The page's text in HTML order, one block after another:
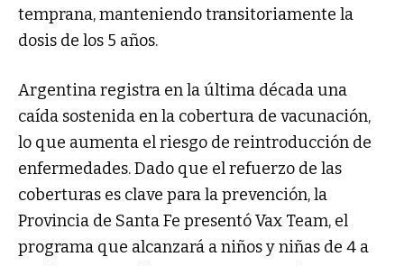
temprana, manteniendo transitoriamente la
dosis de los 5 años.
Argentina registra en la última década una
caída sostenida en la cobertura de vacunación,
lo que aumenta el riesgo de reintroducción de
enfermedades. Dado que el refuerzo de las
coberturas es clave para la prevención, la
Provincia de Santa Fe presentó Vax Team, el
programa que alcanzará a niños y niñas de 4 a